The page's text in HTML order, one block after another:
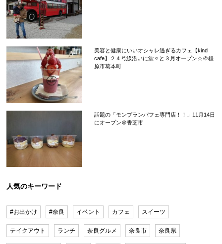
美容と健康にいいオシャレ過ぎるカフェ【kind
cafe】２４号線沿いに堂々と３月オープン☆＠橿
原市葛本町
話題の「モンブランパフェ専門店！！」11月14日
にオープン＠香芝市
人気のキーワード
#お出かけ #奈良 イベント カフェ スイーツ
テイクアウト ランチ 奈良グルメ 奈良市 奈良県